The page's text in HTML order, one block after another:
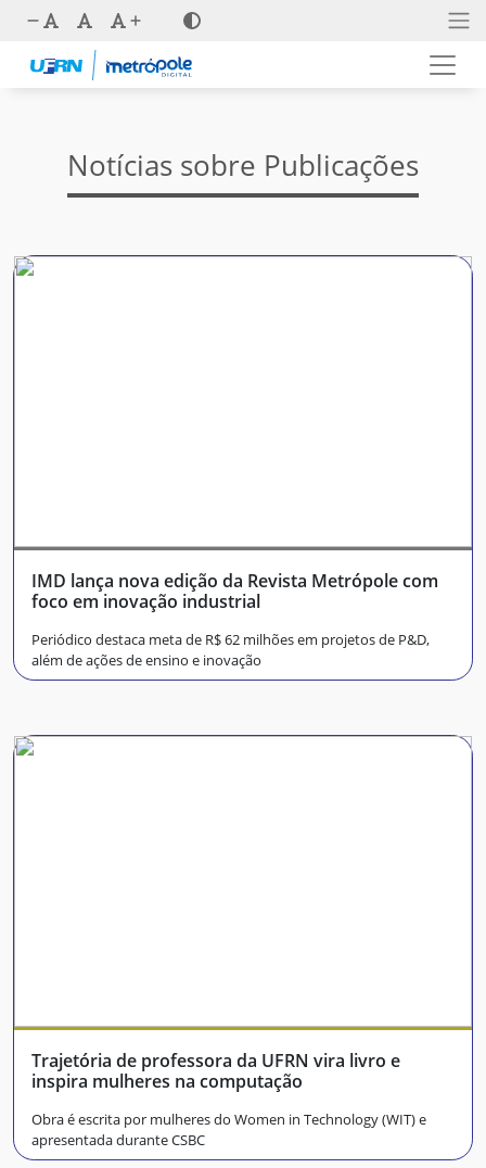
Notícias sobre Publicações
IMD lança nova edição da Revista Metrópole com
foco em inovação industrial
Periódico destaca meta de R$ 62 milhões em projetos de P&D,
além de ações de ensino e inovação
Trajetória de professora da UFRN vira livro e
inspira mulheres na computação
Obra é escrita por mulheres do Women in Technology (WIT) e
apresentada durante CSBC